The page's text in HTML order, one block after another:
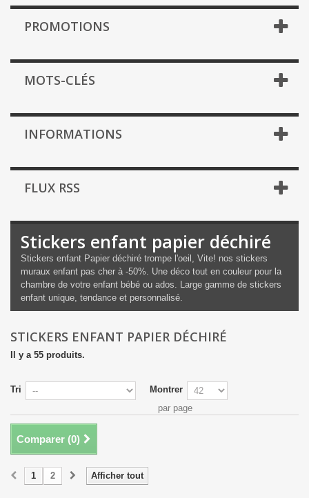
PROMOTIONS
MOTS-CLÉS
INFORMATIONS
FLUX RSS
Stickers enfant papier déchiré
Stickers enfant Papier déchiré trompe l'oeil, Vite! nos stickers
muraux enfant pas cher à -50%. Une déco tout en couleur pour la
chambre de votre enfant bébé ou ados. Large gamme de stickers
enfant unique, tendance et personnalisé.
STICKERS ENFANT PAPIER DÉCHIRÉ
Il y a 55 produits.
Tri
Montrer
par page
Comparer (0)
Afficher tout
1 2